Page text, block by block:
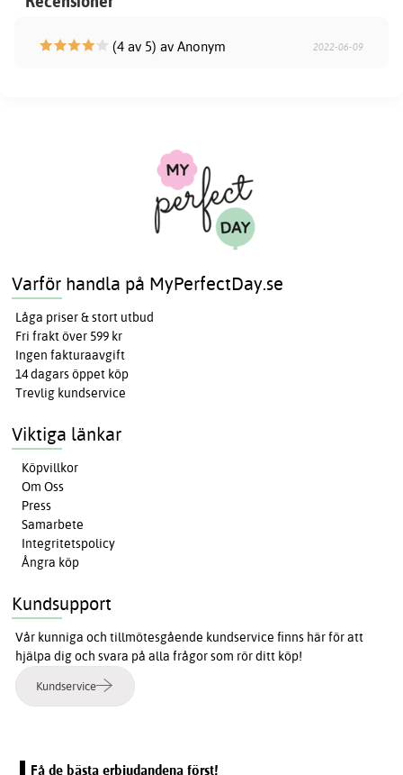
(4 av 5) av Anonym 2022-06-09
Varför handla på MyPerfectDay.se
Låga priser & stort utbud
Fri frakt över 599 kr
Ingen fakturaavgift
14 dagars öppet köp
Trevlig kundservice
Viktiga länkar
Köpvillkor
Om Oss
Press
Samarbete
Integritetspolicy
Ångra köp
Kundsupport
Vår kunniga och tillmötesgående kundservice finns här för att
hjälpa dig och svara på alla frågor som rör ditt köp!
Kundservice
Få de bästa erbjudandena först!